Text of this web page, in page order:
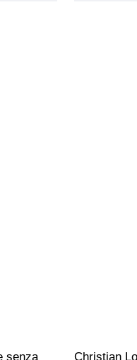
senza
Christian